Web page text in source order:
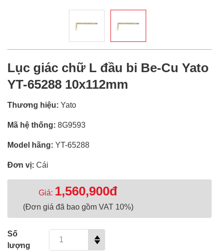
Lục giác chữ L đầu bi Be-Cu Yato
YT-65288 10x112mm
Thương hiệu: Yato
Mã hệ thống: 8G9593
Model hãng: YT-65288
Đơn vị: Cái
Giá: 1,560,900đ
(Đơn giá đã bao gồm VAT 10%)
Số
lượng